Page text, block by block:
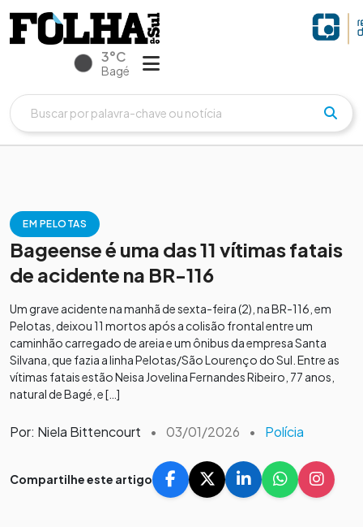
3°C
Bagé
EM PELOTAS
Bageense é uma das 11 vítimas fatais
de acidente na BR-116
Um grave acidente na manhã de sexta-feira (2), na BR-116, em
Pelotas, deixou 11 mortos após a colisão frontal entre um
caminhão carregado de areia e um ônibus da empresa Santa
Silvana, que fazia a linha Pelotas/São Lourenço do Sul. Entre as
vítimas fatais estão Neisa Jovelina Fernandes Ribeiro, 77 anos,
natural de Bagé, e […]
Por: Niela Bittencourt • 03/01/2026 • Polícia
Compartilhe este artigo